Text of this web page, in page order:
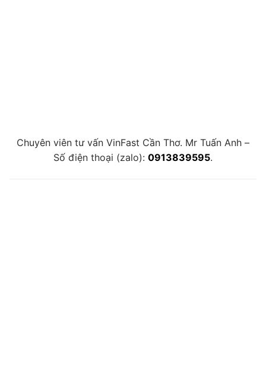
Chuyên viên tư vấn VinFast Cần Thơ. Mr Tuấn Anh –
Số điện thoại (zalo): 0913839595.